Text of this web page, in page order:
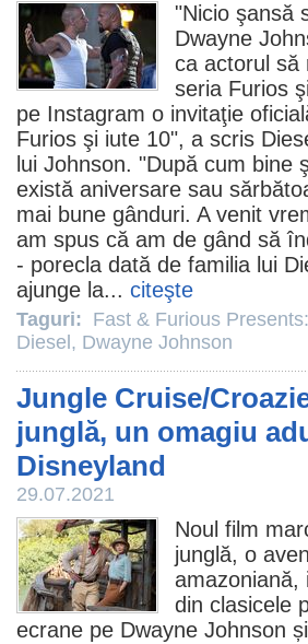
"Nicio şansă
Dwayne
ca actorul să
seria Furios
pe Instagram o invitaţie
Furios şi iute 10", a scris
lui Johnson. "După cum bine
există aniversare sau
mai bune gânduri. A venit
am spus că am de gând să
- porecla dată de familia lui
ajunge la... citeşte
Taguri: Fast & Furious
Diesel , Dwayne Johnson
Jungle Cruise/
junglă, un omagiu
Disneyland
29.07.2021
Noul film
junglă, o
amazoniană,
din clasicele
ecrane pe Dwayne Johnson și